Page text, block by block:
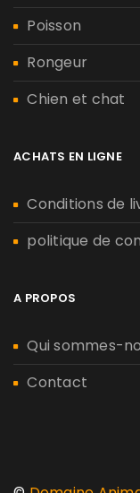
Poisson
Rongeur
Chien et chat
ACHATS EN LIGNE
Conditions de
politique de
A PROPOS
Qui sommes-
Contact